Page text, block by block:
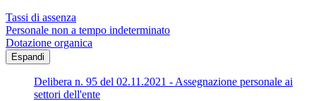
Tassi di assenza
Personale non a tempo indeterminato
Dotazione organica
Espandi
Delibera n. 95 del 02.11.2021 - Assegnazione personale ai
settori dell'ente